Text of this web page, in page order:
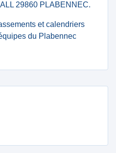
29860 PLABENNEC.
et calendriers
du Plabennec